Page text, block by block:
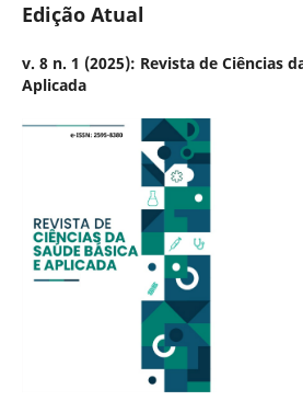
Edição Atual
v. 8 n. 1 (2025): Revista de Ciências
Aplicada